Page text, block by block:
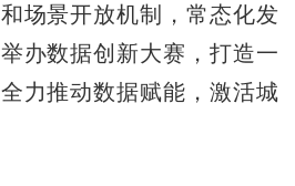
场景开放机制，常态化发
办数据创新大赛，打造一
力推动数据赋能，激活城